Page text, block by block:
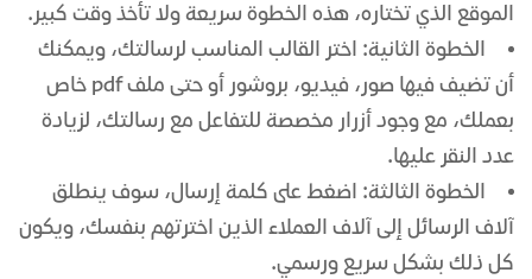
الموقع الذي تختاره، هذه الخطوة سريعة ولا تأخذ وقت كبير.
الخطوة الثانية: اختر القالب المناسب لرسالتك، ويمكنك
أن تضيف فيها صور، فيديو، بروشور أو حتى ملف pdf خاص
بعملك، مع وجود أزرار مخصصة للتفاعل مع رسالتك، لزيادة
عدد النقر عليها.
الخطوة الثالثة: اضغط على كلمة إرسال، سوف ينطلق
آلاف الرسائل إلى آلاف العملاء الذين اخترتهم بنفسك، ويكون
كل ذلك بشكل سريع ورسمي.